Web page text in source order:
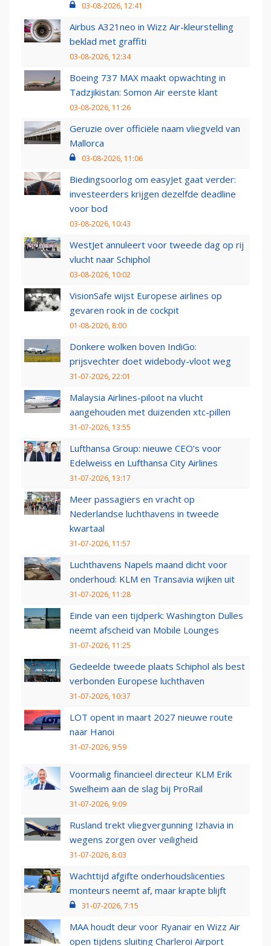
03-08-2026, 12:41
Airbus A321neo in Wizz Air-kleurstelling
beklad met graffiti
03-08-2026, 12:34
Boeing 737 MAX maakt opwachting in
Tadzjikistan: Somon Air eerste klant
03-08-2026, 11:26
Geruzie over officiële naam vliegveld van
Mallorca
03-08-2026, 11:06
Biedingsoorlog om easyJet gaat verder:
investeerders krijgen dezelfde deadline
voor bod
03-08-2026, 10:43
WestJet annuleert voor tweede dag op rij
vlucht naar Schiphol
03-08-2026, 10:02
VisionSafe wijst Europese airlines op
gevaren rook in de cockpit
01-08-2026, 8:00
Donkere wolken boven IndiGo:
prijsvechter doet widebody-vloot weg
31-07-2026, 22:01
Malaysia Airlines-piloot na vlucht
aangehouden met duizenden xtc-pillen
31-07-2026, 13:55
Lufthansa Group: nieuwe CEO’s voor
Edelweiss en Lufthansa City Airlines
31-07-2026, 13:17
Meer passagiers en vracht op
Nederlandse luchthavens in tweede
kwartaal
31-07-2026, 11:57
Luchthavens Napels maand dicht voor
onderhoud: KLM en Transavia wijken uit
31-07-2026, 11:28
Einde van een tijdperk: Washington Dulles
neemt afscheid van Mobile Lounges
31-07-2026, 11:25
Gedeelde tweede plaats Schiphol als best
verbonden Europese luchthaven
31-07-2026, 10:37
LOT opent in maart 2027 nieuwe route
naar Hanoi
31-07-2026, 9:59
Voormalig financieel directeur KLM Erik
Swelheim aan de slag bij ProRail
31-07-2026, 9:09
Rusland trekt vliegvergunning Izhavia in
wegens zorgen over veiligheid
31-07-2026, 8:03
Wachttijd afgifte onderhoudslicenties
monteurs neemt af, maar krapte blijft
31-07-2026, 7:15
MAA houdt deur voor Ryanair en Wizz Air
open tijdens sluiting Charleroi Airport